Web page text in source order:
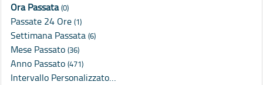
Ora Passata(0)
Passate 24 Ore (1)
Settimana Passata (6)
Mese Passato (36)
Anno Passato (471)
Intervallo Personalizzato…